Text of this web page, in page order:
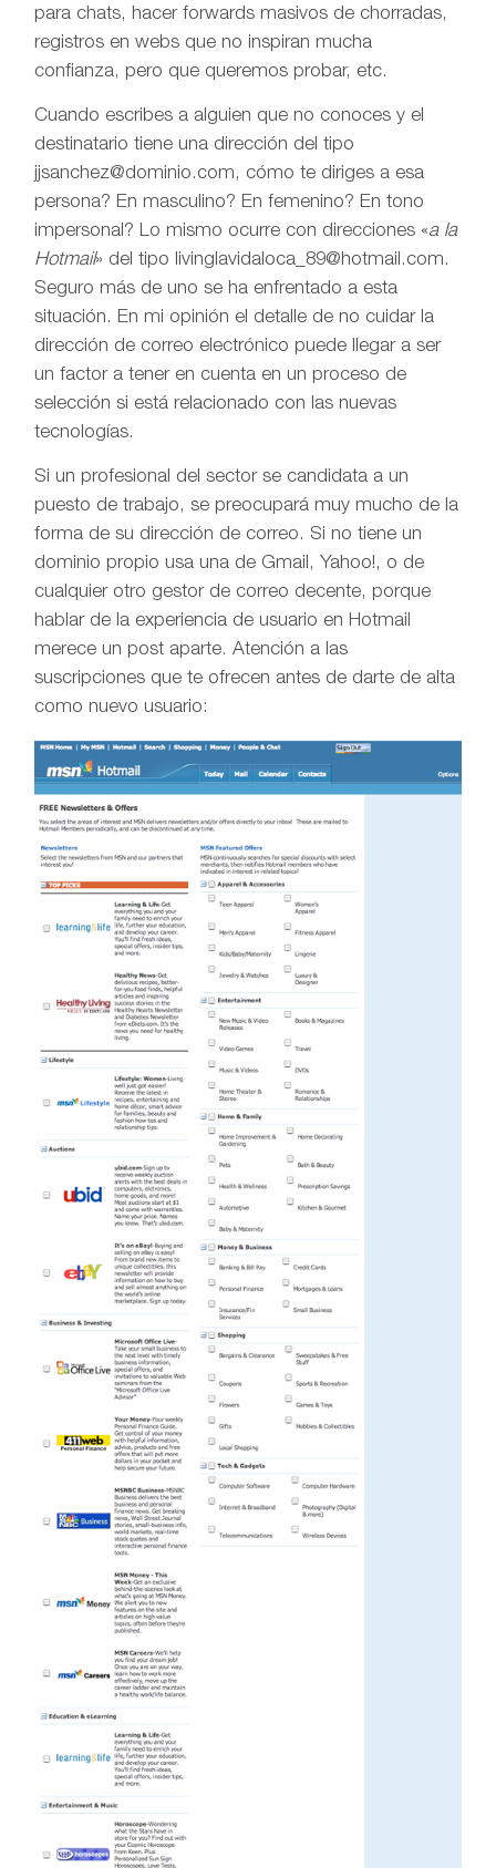
para chats, hacer forwards masivos de chorradas,
registros en webs que no inspiran mucha
confianza, pero que queremos probar, etc.
Cuando escribes a alguien que no conoces y el
destinatario tiene una dirección del tipo
jjsanchez@dominio.com, cómo te diriges a esa
persona? En masculino? En femenino? En tono
impersonal? Lo mismo ocurre con direcciones «a la
Hotmail» del tipo livinglavidaloca_89@hotmail.com.
Seguro más de uno se ha enfrentado a esta
situación. En mi opinión el detalle de no cuidar la
dirección de correo electrónico puede llegar a ser
un factor a tener en cuenta en un proceso de
selección si está relacionado con las nuevas
tecnologías.
Si un profesional del sector se candidata a un
puesto de trabajo, se preocupará muy mucho de la
forma de su dirección de correo. Si no tiene un
dominio propio usa una de Gmail, Yahoo!, o de
cualquier otro gestor de correo decente, porque
hablar de la experiencia de usuario en Hotmail
merece un post aparte. Atención a las
suscripciones que te ofrecen antes de darte de alta
como nuevo usuario: